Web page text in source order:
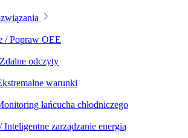
/ Popraw OEE
odczyty
warunki
łańcucha chłodniczego
zarządzanie energią